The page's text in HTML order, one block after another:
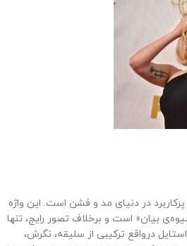
در دنیای مد و فشن است. این واژه
بیان» است و برخلاف تصور رایج، تنها
درواقع ترکیبی از سلیقه، نگرش،